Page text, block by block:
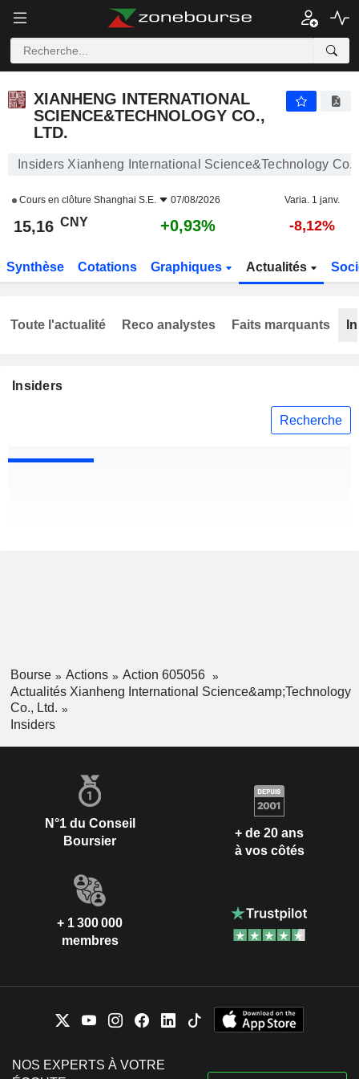
XIANHENG INTERNATIONAL
SCIENCE&TECHNOLOGY CO.,
LTD.
Insiders Xianheng International Science&Technology Co.,
Cours en clôture Shanghai S.E. 07/08/2026 Varia. 1 janv.
15,16 CNY +0,93% -8,12%
Synthèse Cotations Graphiques Actualités
Insiders
Recherche
Toute l'actualité Reco analystes Faits marquants
Bourse Actions
Action 605056
Actualités Xianheng International Science&amp;Technology
Co., Ltd.
Insiders
N°1 du Conseil
Boursier
+ de 20 ans
à vos côtés
+ 1 300 000
membres
NOS EXPERTS À VOTRE